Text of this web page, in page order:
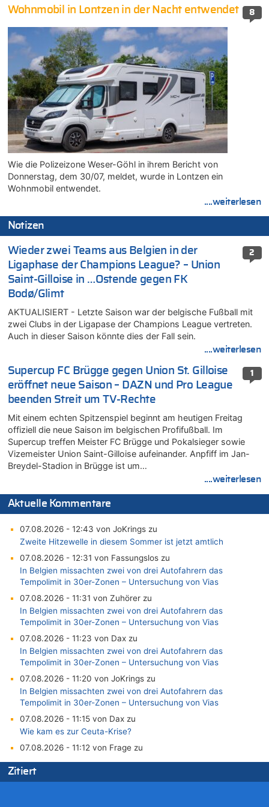
8
Wohnmobil in Lontzen in der Nacht entwendet
Wie die Polizeizone Weser-Göhl in ihrem Bericht von
Donnerstag, dem 30/07, meldet, wurde in Lontzen ein
Wohnmobil entwendet.
....weiterlesen
Notizen
2
Wieder zwei Teams aus Belgien in der
Ligaphase der Champions League? – Union
Saint-Gilloise in …Ostende gegen FK
Bodø/Glimt
AKTUALISIERT - Letzte Saison war der belgische Fußball mit
zwei Clubs in der Ligapase der Champions League vertreten.
Auch in dieser Saison könnte dies der Fall sein.
....weiterlesen
1
Supercup FC Brügge gegen Union St. Gilloise
eröffnet neue Saison – DAZN und Pro League
beenden Streit um TV-Rechte
Mit einem echten Spitzenspiel beginnt am heutigen Freitag
offiziell die neue Saison im belgischen Profifußball. Im
Supercup treffen Meister FC Brügge und Pokalsieger sowie
Vizemeister Union Saint-Gilloise aufeinander. Anpfiff im Jan-
Breydel-Stadion in Brügge ist um…
....weiterlesen
Aktuelle Kommentare
07.08.2026 - 12:43 von JoKrings zu
Zweite Hitzewelle in diesem Sommer ist jetzt amtlich
07.08.2026 - 12:31 von Fassungslos zu
In Belgien missachten zwei von drei Autofahrern das
Tempolimit in 30er-Zonen – Untersuchung von Vias
07.08.2026 - 11:31 von Zuhörer zu
In Belgien missachten zwei von drei Autofahrern das
Tempolimit in 30er-Zonen – Untersuchung von Vias
07.08.2026 - 11:23 von Dax zu
In Belgien missachten zwei von drei Autofahrern das
Tempolimit in 30er-Zonen – Untersuchung von Vias
07.08.2026 - 11:20 von JoKrings zu
In Belgien missachten zwei von drei Autofahrern das
Tempolimit in 30er-Zonen – Untersuchung von Vias
07.08.2026 - 11:15 von Dax zu
Wie kam es zur Ceuta-Krise?
07.08.2026 - 11:12 von Frage zu
Wasserstand des Rheins in NRW so niedrig wie noch nie
07.08.2026 - 10:29 von Soso zu
Zitiert